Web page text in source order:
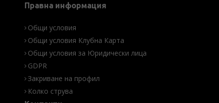
Правна информация
Общи условия
Общи условия Клубна Карта
Общи условия за Юридически лица
GDPR
Закриване на профил
Колко струва